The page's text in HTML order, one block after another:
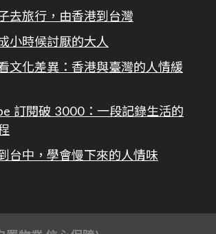
去旅行，由香港到台灣
小時候討厭的大人
文化差異：香港與臺灣的人情緩
訂閱破 3000：一段記錄生活的
台中，學會慢下來的人情味